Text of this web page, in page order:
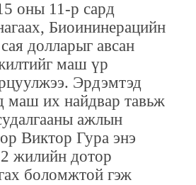
оны 11-р сард
Биоининерацийн
долларыг авсан
маш үр
Эрдэмтэд
маш их найдвар тавьж
ажлын
Виктор Гура энэ
жилийн дотор
боломжтой гэж